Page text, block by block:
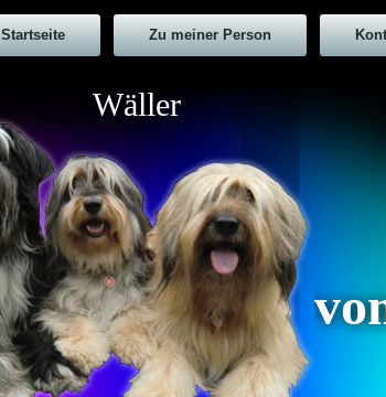
Startseite Zu meiner Person
Wäller